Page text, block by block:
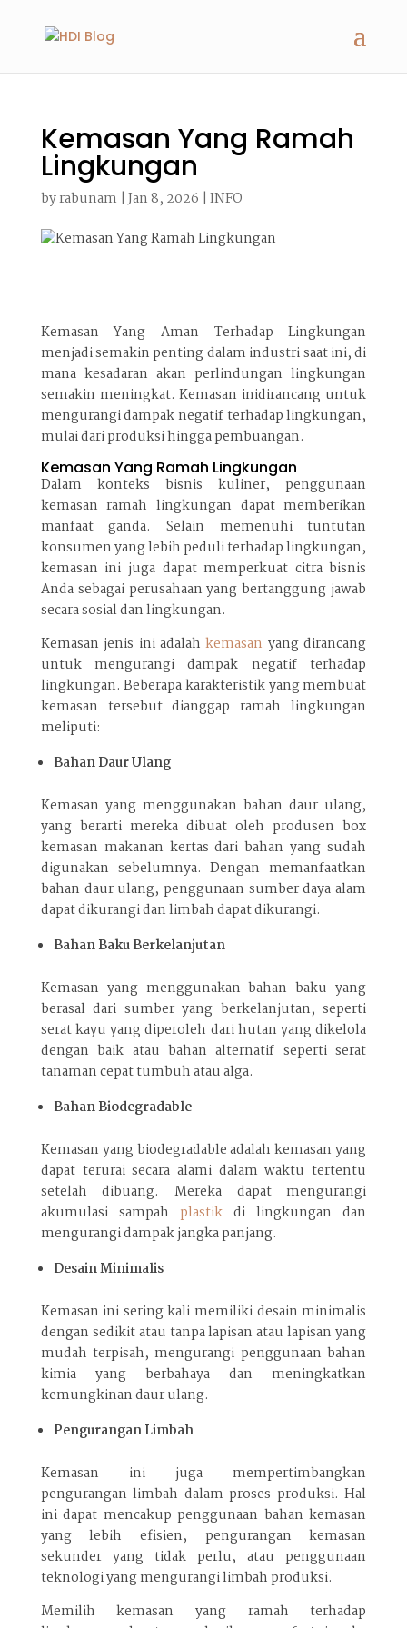
Kemasan Yang Ramah
Lingkungan
byrabunam |Jan 8, 2026 | INFO
Kemasan Yang Aman Terhadap Lingkungan
menjadi semakin penting dalam industri saat ini, di
mana kesadaran akan perlindungan lingkungan
semakin meningkat. Kemasan inidirancang untuk
mengurangi dampak negatif terhadap lingkungan,
mulai dari produksi hingga pembuangan.
Kemasan Yang Ramah Lingkungan
Dalam konteks bisnis kuliner, penggunaan
kemasan ramah lingkungan dapat memberikan
manfaat ganda. Selain memenuhi tuntutan
konsumen yang lebih peduli terhadap lingkungan,
kemasan ini juga dapat memperkuat citra bisnis
Anda sebagai perusahaan yang bertanggung jawab
secara sosial dan lingkungan.
Kemasan jenis ini adalahkemasan yang dirancang
untuk mengurangi dampak negatif terhadap
lingkungan. Beberapa karakteristik yang membuat
kemasan tersebut dianggap ramah lingkungan
meliputi:
Bahan Daur Ulang
Kemasan yang menggunakan bahan daur ulang,
yang berarti mereka dibuat oleh produsen box
kemasan makanan kertas dari bahan yang sudah
digunakan sebelumnya. Dengan memanfaatkan
bahan daur ulang, penggunaan sumber daya alam
dapat dikurangi dan limbah dapat dikurangi.
Bahan Baku Berkelanjutan
Kemasan yang menggunakan bahan baku yang
berasal dari sumber yang berkelanjutan, seperti
serat kayu yang diperoleh dari hutan yang dikelola
dengan baik atau bahan alternatif seperti serat
tanaman cepat tumbuh atau alga.
Bahan Biodegradable
Kemasan yang biodegradable adalah kemasan yang
dapat terurai secara alami dalam waktu tertentu
setelah dibuang. Mereka dapat mengurangi
akumulasi sampah plastikdi lingkungan dan
mengurangi dampak jangka panjang.
Desain Minimalis
Kemasan ini sering kali memiliki desain minimalis
dengan sedikit atau tanpa lapisan atau lapisan yang
mudah terpisah, mengurangi penggunaan bahan
kimia yang berbahaya dan meningkatkan
kemungkinan daur ulang.
Pengurangan Limbah
Kemasan ini juga mempertimbangkan
pengurangan limbah dalam proses produksi. Hal
ini dapat mencakup penggunaan bahan kemasan
yang lebih efisien, pengurangan kemasan
sekunder yang tidak perlu, atau penggunaan
teknologi yang mengurangi limbah produksi.
Memilih kemasan yang ramah terhadap